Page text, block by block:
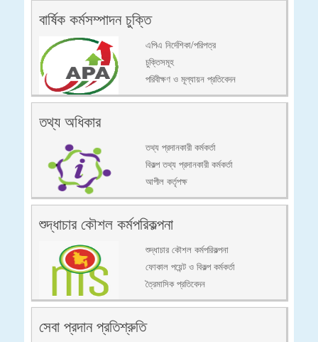
বার্ষিক কর্মসম্পাদন চুক্তি
এপিএ নির্দেশিকা/পরিপত্র
চুক্তিসমূহ
পরিবীক্ষণ ও মূল্যায়ন প্রতিবেদন
তথ্য অধিকার
তথ্য প্রদানকারী কর্মকর্তা
বিকল্প তথ্য প্রদানকারী কর্মকর্তা
আপীল কর্তৃপক্ষ
শুদ্ধাচার কৌশল কর্মপরিকল্পনা
শুদ্ধাচার কৌশল কর্মপরিকল্পনা
ফোকাল পয়েন্ট ও বিকল্প কর্মকর্তা
ত্রৈমাসিক প্রতিবেদন
সেবা প্রদান প্রতিশ্রুতি